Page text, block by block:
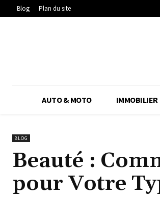
Blog Plan du site
AUTO & MOTO IMMOBILIER
BLOG
Beauté :
pour Votre